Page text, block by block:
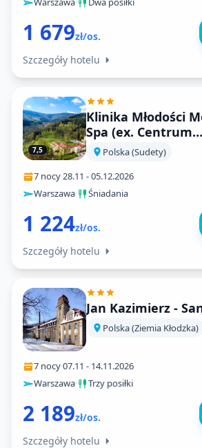
1 679zł/os.
Szczegóły hotelu
7,5
Klinika Młodości
Spa (ex. Centrum
Rehabilitacji
Zdrój)
Polska (Sudety)
7 nocy·28.11 -05.12.2026
Warszawa· Śniadania
1 224zł/os.
Szczegóły hotelu
Jan Kazimierz -
Polska (Ziemia Kłodzka)
7 nocy·07.11 - 14.11.2026
Warszawa· Trzy posiłki
2 189zł/os.
Szczegóły hotelu